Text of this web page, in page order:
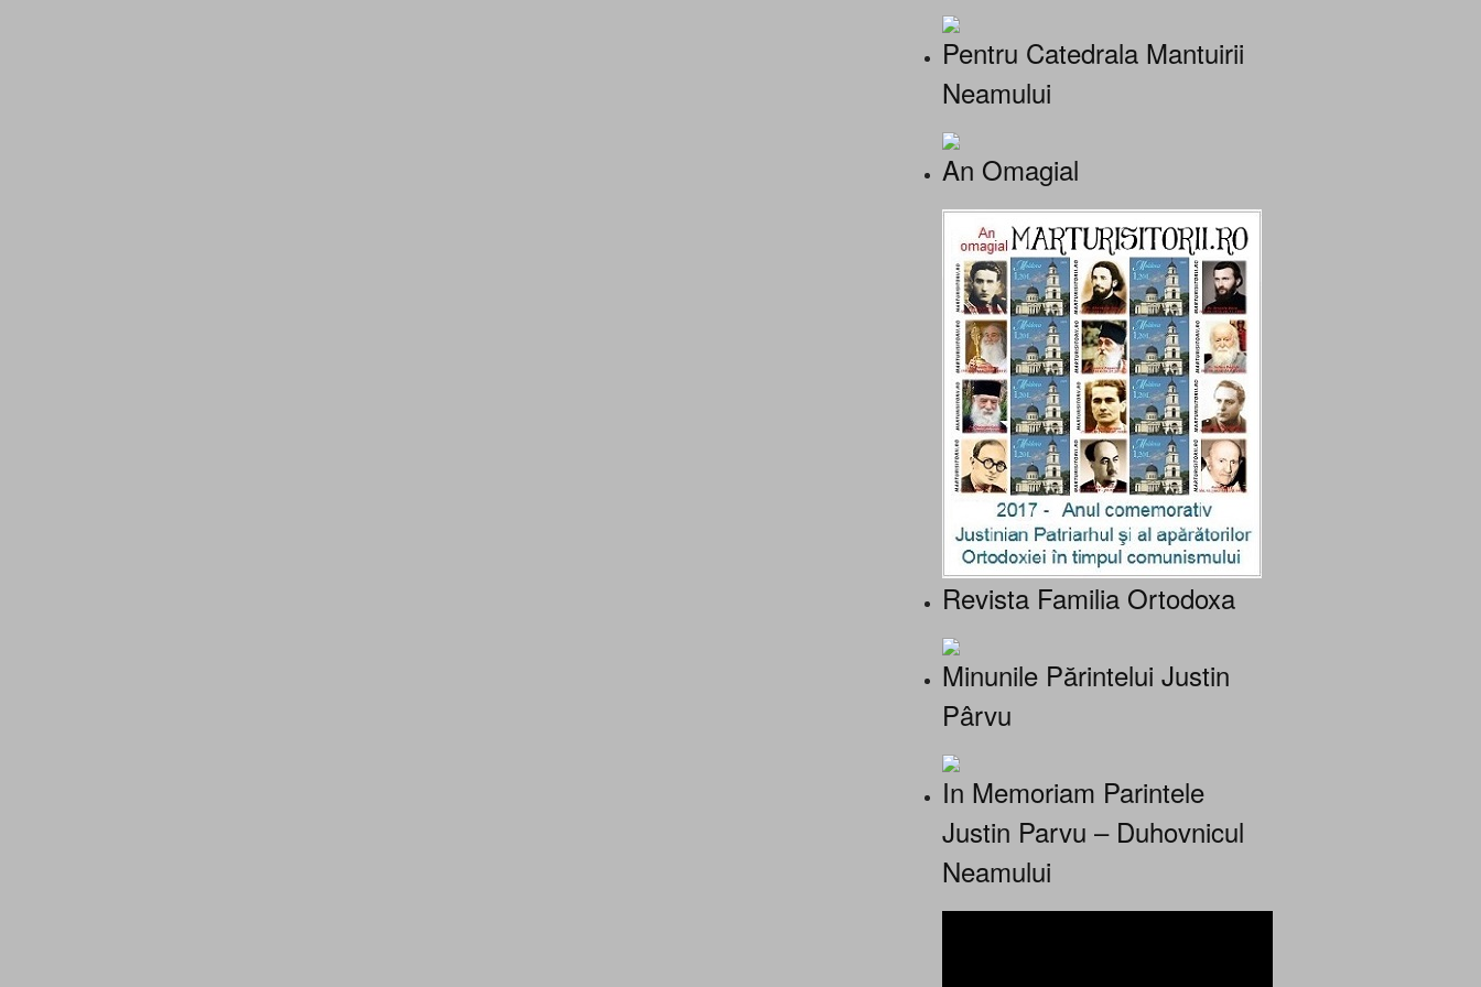
Pentru Catedrala Mantuirii
Neamului
An Omagial
Revista Familia Ortodoxa
Minunile Părintelui Justin
Pârvu
In Memoriam Parintele
Justin Parvu – Duhovnicul
Neamului